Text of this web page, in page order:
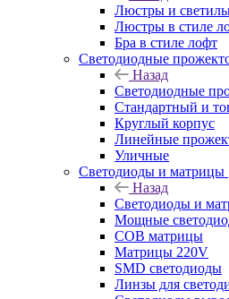
Люстры и
Люстры в стиле
Бра в стиле лофт
Светодиодные
Назад
Светодиодные
Стандартный и
Круглый корпус
Линейные
Уличные
Светодиоды и матрицы
Назад
Светодиоды и
Мощные
COB матрицы
Матрицы 220V
SMD светодиоды
Линзы для